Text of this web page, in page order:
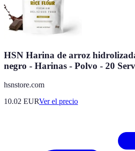
HSN Harina de arroz
negro - Harinas - Polvo - 20
hsnstore.com
10.02 EURVer el precio